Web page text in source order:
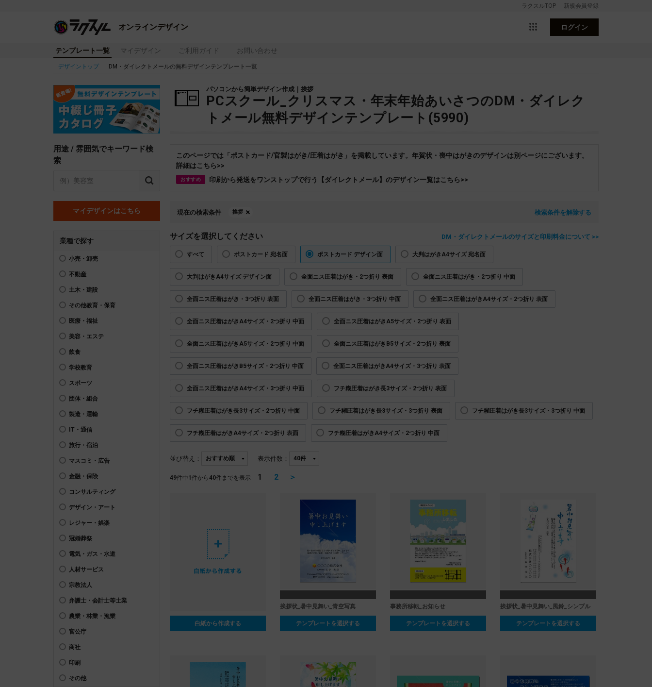
ラクスルTOP 新規会員登録
オンラインデザイン ログイン
テンプレート一覧 マイデザイン ご利用ガイド お問い合わせ
デザイントップ DM・ダイレクトメールの無料デザインテンプレート一覧
用途 / 雰囲気でキーワード検
索
マイデザインはこちら
業種で探す
小売・卸売
不動産
土木・建設
その他教育・保育
医療・福祉
美容・エステ
飲食
学校教育
スポーツ
団体・組合
製造・運輸
IT・通信
旅行・宿泊
マスコミ・広告
金融・保険
コンサルティング
デザイン・アート
レジャー・娯楽
冠婚葬祭
電気・ガス・水道
人材サービス
宗教法人
弁護士・会計士等士業
農業・林業・漁業
官公庁
商社
印刷
その他
パソコンから簡単デザイン作成｜挨拶
PCスクール_クリスマス・年末年始あいさつのDM・ダイレク
トメール無料デザインテンプレート(5990)
このページでは「ポストカード/官製はがき/圧着はがき」を掲載しています。年賀状・喪中はがきのデザインは別ページにございます。
詳細はこちら>>
おすすめ 印刷から発送をワンストップで行う【ダイレクトメール】のデザイン一覧はこちら>>
現在の検索条件 挨拶 検索条件を解除する
サイズを選択してください DM・ダイレクトメールのサイズと印刷料金について >>
すべて ポストカード 宛名面 ポストカード デザイン面 大判はがきA4サイズ 宛名面
大判はがきA4サイズ デザイン面 全面ニス圧着はがき・2つ折り 表面 全面ニス圧着はがき・2つ折り 中面
全面ニス圧着はがき・3つ折り 表面 全面ニス圧着はがき・3つ折り 中面 全面ニス圧着はがきA4サイズ・2つ折り 表面
全面ニス圧着はがきA4サイズ・2つ折り 中面 全面ニス圧着はがきA5サイズ・2つ折り 表面
全面ニス圧着はがきA5サイズ・2つ折り 中面 全面ニス圧着はがきB5サイズ・2つ折り 表面
全面ニス圧着はがきB5サイズ・2つ折り 中面 全面ニス圧着はがきA4サイズ・3つ折り 表面
全面ニス圧着はがきA4サイズ・3つ折り 中面 フチ糊圧着はがき長3サイズ・2つ折り 表面
フチ糊圧着はがき長3サイズ・2つ折り 中面 フチ糊圧着はがき長3サイズ・3つ折り 表面 フチ糊圧着はがき長3サイズ・3つ折り 中面
フチ糊圧着はがきA4サイズ・2つ折り 表面 フチ糊圧着はがきA4サイズ・2つ折り 中面
並び替え： 表示件数：
49件中1 件から40件までを表示 1 2 ＞
白紙から作成する
挨拶状_暑中見舞い_青空写真
テンプレートを選択する
事務所移転_お知らせ
テンプレートを選択する
挨拶状_暑中見舞い_風鈴_シンプル
テンプレートを選択する